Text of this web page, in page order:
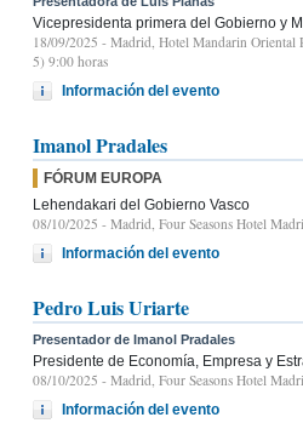
Vicepresidenta primera del Gobierno y
18/09/2025 - Madrid, Hotel Mandarin Oriental
5) 9:00 horas
Información del evento
Imanol Pradales
FÓRUM EUROPA
Lehendakari del Gobierno Vasco
08/10/2025 - Madrid, Four Seasons Hotel
Información del evento
Pedro Luis Uriarte
Presentador de Imanol Pradales
Presidente de Economía, Empresa y
08/10/2025 - Madrid, Four Seasons Hotel
Información del evento